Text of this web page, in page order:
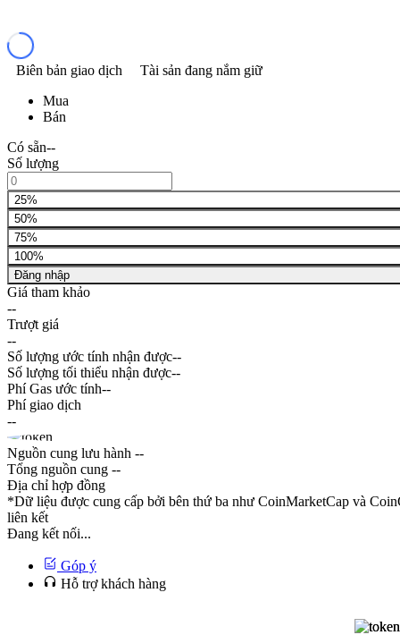
Biên bản giao dịch
Tài sản đang nắm giữ
Mua
Bán
Có sẵn--
Số lượng
25%
50%
75%
100%
Đăng nhập
Giá tham khảo
--
Trượt giá
--
Số lượng ước tính nhận được--
Số lượng tối thiểu nhận được--
Phí Gas ước tính--
Phí giao dịch
--
Nguồn cung lưu hành --
Tổng nguồn cung --
Địa chỉ hợp đồng
*Dữ liệu được cung cấp bởi bên thứ ba như CoinMarketCap và
liên kết
Đang kết nối...
Góp ý
Hỗ trợ khách hàng